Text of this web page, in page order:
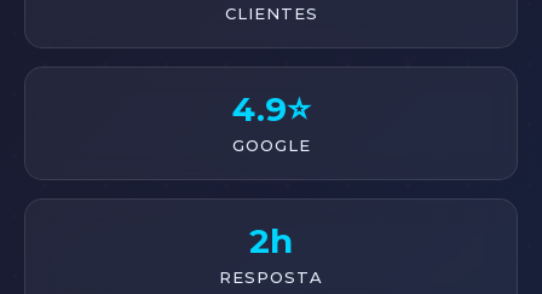
CLIENTES
4.9⭐
GOOGLE
2h
RESPOSTA